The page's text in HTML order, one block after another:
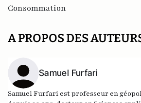
Consommation
A PROPOS DES
Samuel Furfari
Samuel Furfari est professeur en